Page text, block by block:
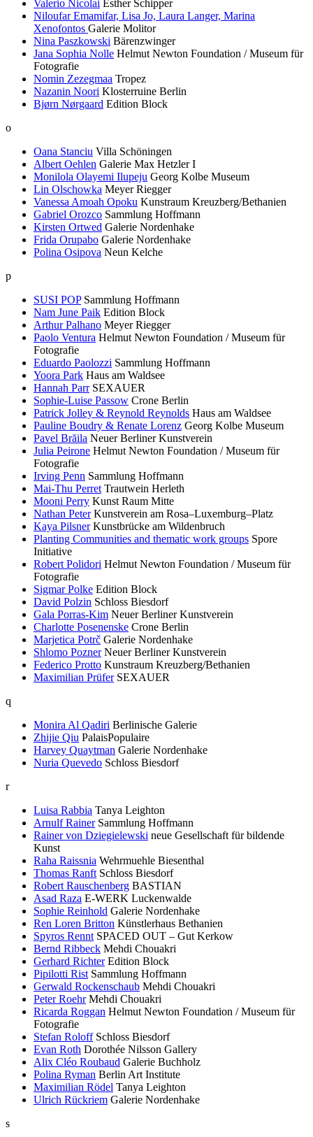
Valerio Nicolai Esther Schipper
Niloufar Emamifar, Lisa Jo, Laura Langer, Marina
Xenofontos Galerie Molitor
Nina Paszkowski Bärenzwinger
Jana Sophia Nolle Helmut Newton Foundation / Museum für
Fotografie
Nomin Zezegmaa Tropez
Nazanin Noori Klosterruine Berlin
Bjørn Nørgaard Edition Block
o
Oana Stanciu Villa Schöningen
Albert Oehlen Galerie Max Hetzler I
Monilola Olayemi Ilupeju Georg Kolbe Museum
Lin Olschowka Meyer Riegger
Vanessa Amoah Opoku Kunstraum Kreuzberg/Bethanien
Gabriel Orozco Sammlung Hoffmann
Kirsten Ortwed Galerie Nordenhake
Frida Orupabo Galerie Nordenhake
Polina Osipova Neun Kelche
p
SUSI POP Sammlung Hoffmann
Nam June Paik Edition Block
Arthur Palhano Meyer Riegger
Paolo Ventura Helmut Newton Foundation / Museum für
Fotografie
Eduardo Paolozzi Sammlung Hoffmann
Yoora Park Haus am Waldsee
Hannah Parr SEXAUER
Sophie-Luise Passow Crone Berlin
Patrick Jolley & Reynold Reynolds Haus am Waldsee
Pauline Boudry & Renate Lorenz Georg Kolbe Museum
Pavel Brăila Neuer Berliner Kunstverein
Julia Peirone Helmut Newton Foundation / Museum für
Fotografie
Irving Penn Sammlung Hoffmann
Mai-Thu Perret Trautwein Herleth
Mooni Perry Kunst Raum Mitte
Nathan Peter Kunstverein am Rosa–Luxemburg–Platz
Kaya Pilsner Kunstbrücke am Wildenbruch
Planting Communities and thematic work groups Spore
Initiative
Robert Polidori Helmut Newton Foundation / Museum für
Fotografie
Sigmar Polke Edition Block
David Polzin Schloss Biesdorf
Gala Porras-Kim Neuer Berliner Kunstverein
Charlotte Posenenske Crone Berlin
Marjetica Potrč Galerie Nordenhake
Shlomo Pozner Neuer Berliner Kunstverein
Federico Protto Kunstraum Kreuzberg/Bethanien
Maximilian Prüfer SEXAUER
q
Monira Al Qadiri Berlinische Galerie
Zhijie Qiu PalaisPopulaire
Harvey Quaytman Galerie Nordenhake
Nuria Quevedo Schloss Biesdorf
r
Luisa Rabbia Tanya Leighton
Arnulf Rainer Sammlung Hoffmann
Rainer von Dziegielewski neue Gesellschaft für bildende
Kunst
Raha Raissnia Wehrmuehle Biesenthal
Thomas Ranft Schloss Biesdorf
Robert Rauschenberg BASTIAN
Asad Raza E-WERK Luckenwalde
Sophie Reinhold Galerie Nordenhake
Ren Loren Britton Künstlerhaus Bethanien
Spyros Rennt SPACED OUT – Gut Kerkow
Bernd Ribbeck Mehdi Chouakri
Gerhard Richter Edition Block
Pipilotti Rist Sammlung Hoffmann
Gerwald Rockenschaub Mehdi Chouakri
Peter Roehr Mehdi Chouakri
Ricarda Roggan Helmut Newton Foundation / Museum für
Fotografie
Stefan Roloff Schloss Biesdorf
Evan Roth Dorothée Nilsson Gallery
Alix Cléo Roubaud Galerie Buchholz
Polina Ryman Berlin Art Institute
Maximilian Rödel Tanya Leighton
Ulrich Rückriem Galerie Nordenhake
s